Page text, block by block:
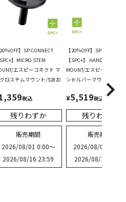
20％OFF】SP CONNECT
SPC+】MICRO STEM
エスピーコネクト マ
ロステムマウント/52820
税込
残りわずか
販売期間
2026/08/01 0:00〜
2026/08/16 23:59
【20％OFF】SP CONNECT
【SPC+】 HANDLEBAR
MOUNT/エスピーコネク
ンドルバーマウント/
¥5,519税込
残りわずか
販売期間
2026/08/01 0:00
2026/08/16 23:59